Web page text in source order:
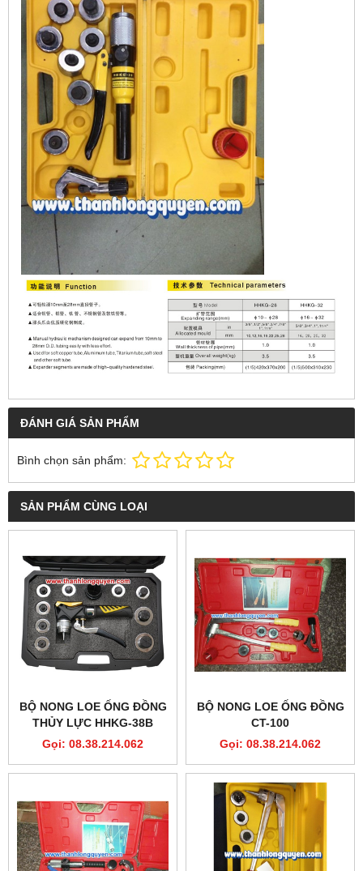
ĐÁNH GIÁ SẢN PHẨM
Bình chọn sản phẩm:
SẢN PHẨM CÙNG LOẠI
BỘ NONG LOE ỐNG ĐỒNG
THỦY LỰC HHKG-38B
Gọi: 08.38.214.062
BỘ NONG LOE ỐNG ĐỒNG
CT-100
Gọi: 08.38.214.062